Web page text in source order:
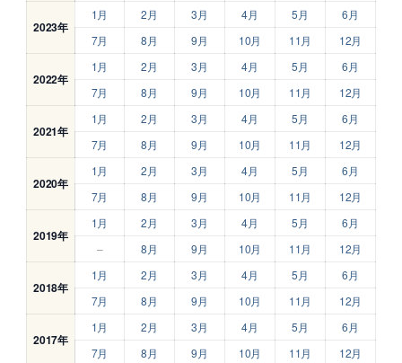
2023年
1月 2月 3月 4月 5月
6月
7月
8月 9月 10月 11月 12月
2022年
1月 2月 3月 4月 5月
6月
7月
8月 9月 10月 11月 12月
2021年
1月 2月 3月 4月 5月
6月
7月
8月 9月 10月 11月 12月
2020年
1月 2月 3月 4月 5月
6月
7月
8月 9月 10月 11月 12月
2019年
1月 2月 3月 4月 5月
6月
–
8月 9月 10月 11月 12月
2018年
1月 2月 3月 4月 5月
6月
7月
8月 9月 10月 11月 12月
2017年
1月 2月 3月 4月 5月
6月
7月
8月 9月 10月 11月 12月